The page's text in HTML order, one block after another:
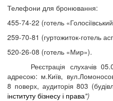
Телефони для бронювання:
455-74-22 (готель
259-70-81 (гуртожиток-готель
520-26-08 (готель «Мир»).
Реєстрація слухачів
адресою: м.Київ,
8 поверх, аудиторія 803
інституту бізнесу і права")